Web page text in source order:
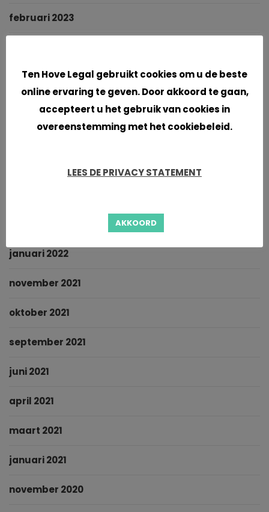
februari 2023
oktober 2022
september 2022
januari 2022
november 2021
oktober 2021
september 2021
juni 2021
april 2021
maart 2021
januari 2021
november 2020
Ten Hove Legal gebruikt cookies om u de beste
online ervaring te geven. Door akkoord te gaan,
accepteert u het gebruik van cookies in
overeenstemming met het cookiebeleid.
LEES DE PRIVACY STATEMENT
AKKOORD